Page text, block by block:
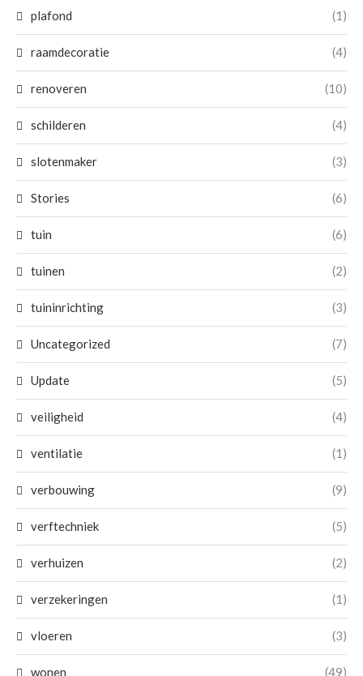
plafond (1)
raamdecoratie (4)
renoveren (10)
schilderen (4)
slotenmaker (3)
Stories (6)
tuin (6)
tuinen (2)
tuininrichting (3)
Uncategorized (7)
Update (5)
veiligheid (4)
ventilatie (1)
verbouwing (9)
verftechniek (5)
verhuizen (2)
verzekeringen (1)
vloeren (3)
wonen (49)